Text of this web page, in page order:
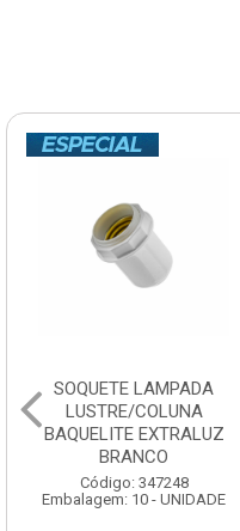
SOQUETE LAMPADA
LUSTRE/COLUNA
BAQUELITE EXTRALUZ
BRANCO
Código: 347248
Embalagem: 10 - UNIDADE